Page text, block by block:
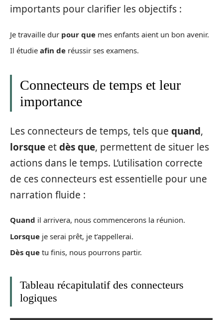
importants pour clarifier les objectifs :
Je travaille dur pour que mes enfants aient un bon avenir.
Il étudie afin de réussir ses examens.
Connecteurs de temps et leur
importance
Les connecteurs de temps, tels que quand,
lorsque etdès que, permettent de situer les
actions dans le temps. L’utilisation correcte
de ces connecteurs est essentielle pour une
narration fluide :
Quand il arrivera, nous commencerons la réunion.
Lorsque je serai prêt, je t’appellerai.
Dès que tu finis, nous pourrons partir.
Tableau récapitulatif des connecteurs
logiques